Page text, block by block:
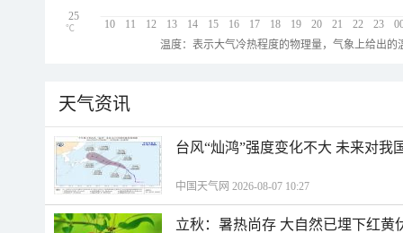
10 11 12 13 14 15 16 17 18 19 20 21 22 23
25
℃
温度：表示大气冷热程度的物理量，气象上给出
天气资讯
台风“灿鸿”强度变化不大 未来对我
中国天气网 2026-08-07 10:27
立秋：暑热尚存 大自然已埋下红黄